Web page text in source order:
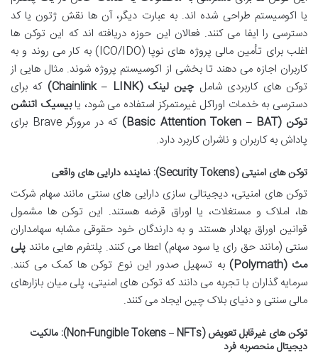
یا اکوسیستم طراحی شده اند. به عبارت دیگر، آن ها نقش ژتون یا کد
دسترسی را ایفا می کنند. فعالان این حوزه دریافته اند که این توکن ها
اغلب برای تأمین مالی پروژه های نوپا (ICO/IDO) به کار می روند و به
کاربران اجازه می دهند تا بخشی از اکوسیستم پروژه شوند. مثال هایی از
توکن های کاربردی شاملچین لینک (Chainlink – LINK)
که برای
دسترسی به خدمات اوراکل غیرمتمرکز استفاده می شود، یابیسیک اتنشن
توکن (Basic Attention Token – BAT)
که در مرورگر Brave برای
پاداش به کاربران و ناشران کاربرد دارد.
توکن های امنیتی (Security Tokens): نماینده دارایی های واقعی
توکن های امنیتی، دیجیتالی سازی دارایی های سنتی مانند سهام شرکت
ها، املاک و مستغلات، یا اوراق قرضه هستند. این توکن ها مشمول
قوانین اوراق بهادار هستند و به دارندگان خود حقوقی مشابه سهامداران
سنتی (مانند حق رای یا سود سهام) اعطا می کنند. پلتفرم هایی مانند پلی
مث (Polymath)
به تسهیل صدور این نوع توکن ها کمک می کنند.
سرمایه گذاران با تجربه می دانند که توکن های امنیتی، پلی میان بازارهای
مالی سنتی و دنیای بلاک چین ایجاد می کنند.
توکن های غیرقابل تعویض (Non-Fungible Tokens – NFTs): مالکیت
دیجیتال منحصربه فرد